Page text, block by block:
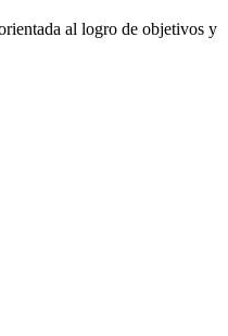
al logro de objetivos y